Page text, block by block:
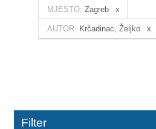
MJESTO: Zagreb
AUTOR: Krčadinac, Željko
Filter